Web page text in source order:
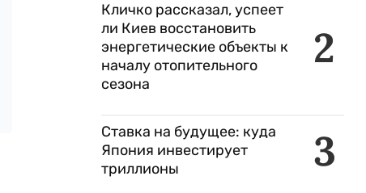
2
Кличко рассказал, успеет
ли Киев восстановить
энергетические объекты к
началу отопительного
сезона
3
Ставка на будущее: куда
Япония инвестирует
триллионы